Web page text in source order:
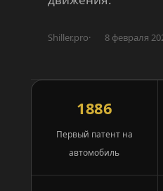
Shiller.pro 8 февраля
1886
Первый патент на
автомобиль